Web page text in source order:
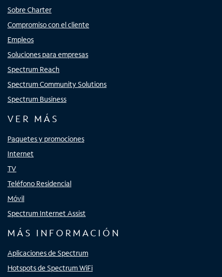
Sobre Charter
Compromiso con el cliente
Empleos
Soluciones para empresas
Spectrum Reach
Spectrum Community Solutions
Spectrum Business
VER MÁS
Paquetes y promociones
Internet
TV
Teléfono Residencial
Móvil
Spectrum Internet Assist
MÁS INFORMACIÓN
Aplicaciones de Spectrum
Hotspots de Spectrum WiFi